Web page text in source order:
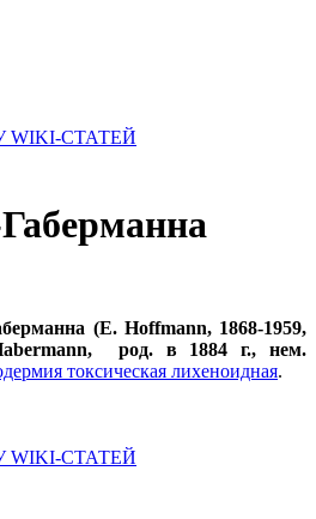
СТАТЕЙ
(Е. Hoffmann, 1868-1959,
род. в 1884 г., нем.
токсическая лихеноидная.
СТАТЕЙ